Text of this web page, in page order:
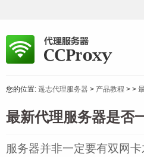
您的位置: 遥志代理服务器 > 产品教程 > >
最新代理服务器是否
服务器并非一定要有双网